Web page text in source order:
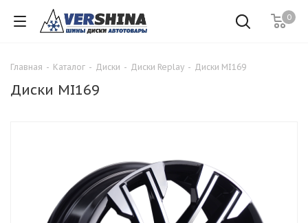
0
Главная - Каталог - Диски - Диски Replay - Диски MI169
Диски MI169